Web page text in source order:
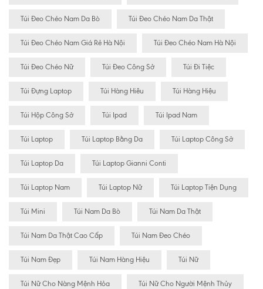
Túi Đeo Chéo Nam Da Bò Túi Đeo Chéo Nam Da Thật
Túi Đeo Chéo Nam Giá Rẻ Hà Nội Túi Đeo Chéo Nam Hà Nội
Túi Đeo Chéo Nữ Túi Đeo Công Sở Túi Đi Tiệc
Túi Đựng Laptop Túi Hàng Hiêu Túi Hàng Hiệu
Túi Hộp Công Sở Túi Ipad Túi Ipad Nam
Túi Laptop Túi Laptop Bằng Da Túi Laptop Công Sở
Túi Laptop Da Túi Laptop Gianni Conti
Túi Laptop Nam Túi Laptop Nữ Túi Laptop Tiện Dụng
Túi Mini Túi Nam Da Bò Túi Nam Da Thật
Túi Nam Da Thật Cao Cấp Túi Nam Đeo Chéo
Túi Nam Đẹp Túi Nam Hàng Hiệu Túi Nữ
Túi Nữ Cho Nàng Mệnh Hỏa Túi Nữ Cho Người Mệnh Thủy